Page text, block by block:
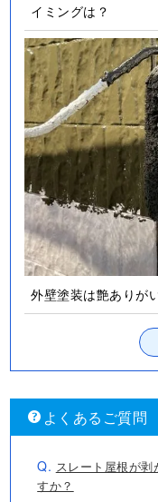
イミングは？
外壁塗装は艶ありが
よくあるご質問
Q. スレート屋根が
すか？